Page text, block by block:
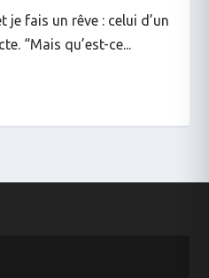
je fais un rêve : celui d’un
“Mais qu’est-ce...